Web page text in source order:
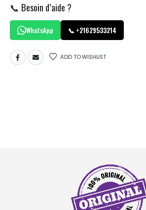
📞 Besoin d’aide ?
WhatsApp 📞 +21629533214
ADD TO WISHLIST